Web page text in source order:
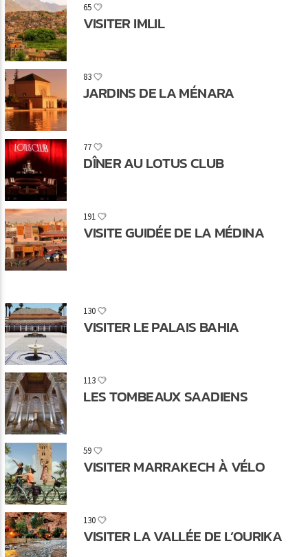
65
VISITER IMLIL
83
JARDINS DE LA MÉNARA
77
DÎNER AU LOTUS CLUB
191
VISITE GUIDÉE DE LA MÉDINA
130
VISITER LE PALAIS BAHIA
113
LES TOMBEAUX SAADIENS
59
VISITER MARRAKECH À VÉLO
130
VISITER LA VALLÉE DE L’OURIKA